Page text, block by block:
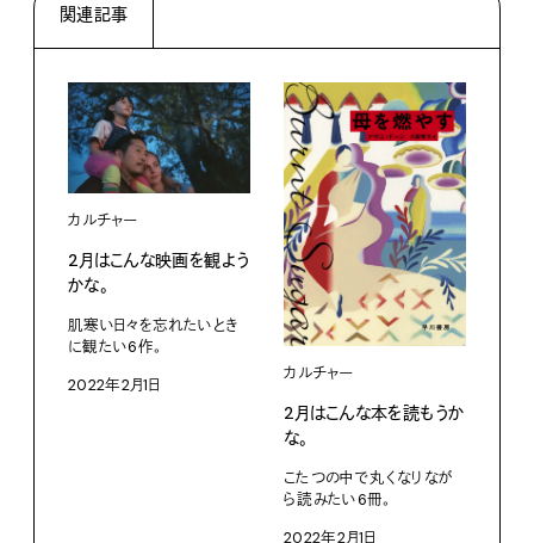
関連記事
カルチャー
2月はこんな映画を観よう
かな。
肌寒い日々を忘れたいとき
に観たい6作。
2022年2月1日
カルチャー
2月はこんな本を読もうか
な。
こたつの中で丸くなりなが
ら読みたい6冊。
2022年2月1日